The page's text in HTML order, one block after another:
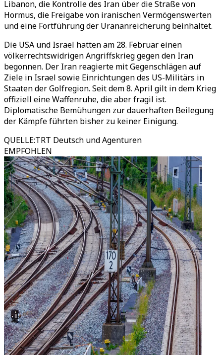
Libanon, die Kontrolle des Iran über die Straße von
Hormus, die Freigabe von iranischen Vermögenswerten
und eine Fortführung der Urananreicherung beinhaltet.
Die USA und Israel hatten am 28. Februar einen
völkerrechtswidrigen Angriffskrieg gegen den Iran
begonnen. Der Iran reagierte mit Gegenschlägen auf
Ziele in Israel sowie Einrichtungen des US-Militärs in
Staaten der Golfregion. Seit dem 8. April gilt in dem Krieg
offiziell eine Waffenruhe, die aber fragil ist.
Diplomatische Bemühungen zur dauerhaften Beilegung
der Kämpfe führten bisher zu keiner Einigung.
QUELLE:TRT Deutsch und Agenturen
EMPFOHLEN